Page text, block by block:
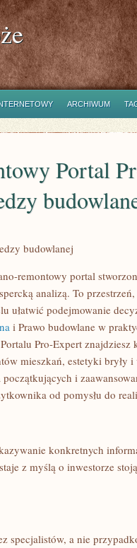
ARCHIWUM
Portal
budowlanej
remontowy portal
analizą. To
ułatwić podejmowanie
i Prawo budowlane w
Pro-Expert znajdziesz
mieszkań, estetyki bryły
i
od pomysłu do
konkretnych
z myślą o inwestorze
specjalistów, a nie